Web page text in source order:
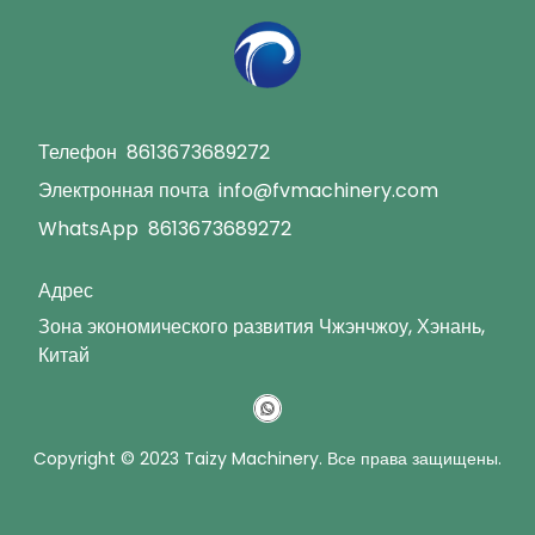
Телефон 8613673689272
Электронная почта info@fvmachinery.com
WhatsApp 8613673689272
Адрес
Зона экономического развития Чжэнчжоу, Хэнань,
Китай
Copyright © 2023 Taizy Machinery. Все права защищены.